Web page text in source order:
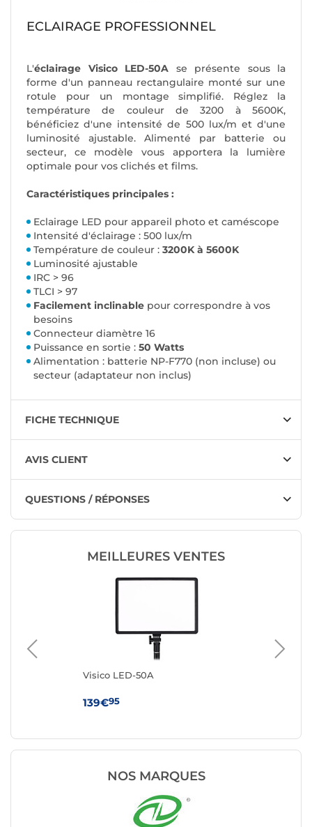
ECLAIRAGE PROFESSIONNEL
L'éclairage Visico LED-50A se présente sous la
forme d'un panneau rectangulaire monté sur une
rotule pour un montage simplifié. Réglez la
température de couleur de 3200 à 5600K,
bénéficiez d'une intensité de 500 lux/m et d'une
luminosité ajustable. Alimenté par batterie ou
secteur, ce modèle vous apportera la lumière
optimale pour vos clichés et films.
Caractéristiques principales :
Eclairage LED pour appareil photo et caméscope
Intensité d'éclairage : 500 lux/m
Température de couleur : 3200K à 5600K
Luminosité ajustable
IRC > 96
TLCI > 97
Facilement inclinable pour correspondre à vos
besoins
Connecteur diamètre 16
Puissance en sortie : 50 Watts
Alimentation : batterie NP-F770 (non incluse) ou
secteur (adaptateur non inclus)
FICHE TECHNIQUE
AVIS CLIENT
QUESTIONS / RÉPONSES
MEILLEURES VENTES
Visico LED-50A
139€95
NOS MARQUES